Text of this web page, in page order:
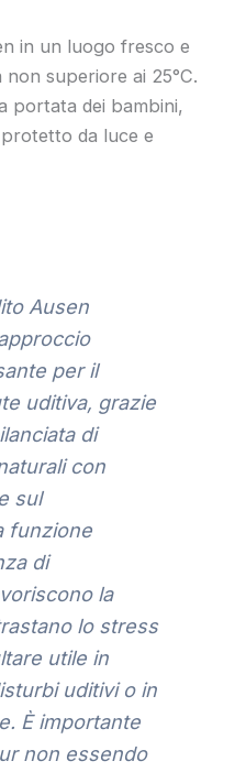
in un luogo fresco e
superiore ai 25°C.
portata dei bambini,
da luce e
Ausen
per il
uditiva, grazie
di
con
sul
funzione
di
la
lo stress
utile in
uditivi o in
È importante
non essendo